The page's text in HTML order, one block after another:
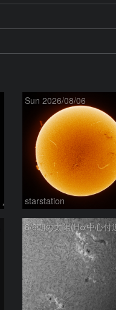
Sun 2026/08/06
starstation